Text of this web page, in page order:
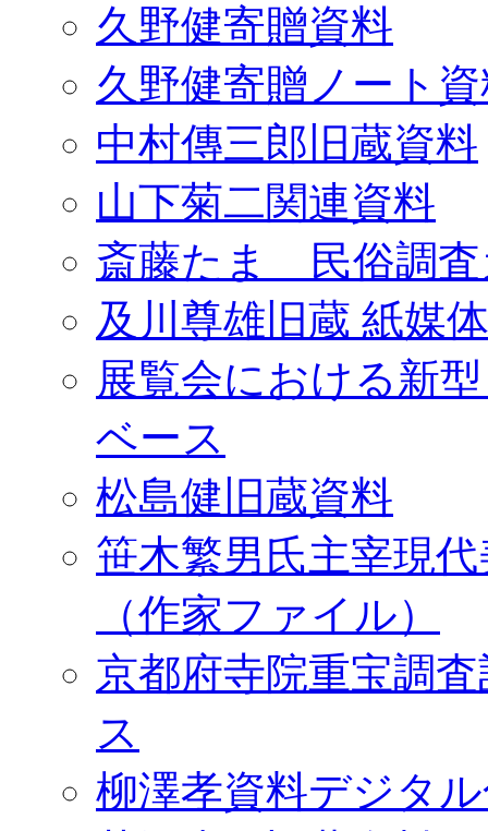
久野健寄贈資料
久野健寄贈ノート
中村傳三郎旧蔵資料
山下菊二関連資料
斎藤たま 民俗調査
及川尊雄旧蔵 紙媒
展覧会における新
ベース
松島健旧蔵資料
笹木繁男氏主宰現
（作家ファイル）
京都府寺院重宝調
ス
柳澤孝資料デジタ